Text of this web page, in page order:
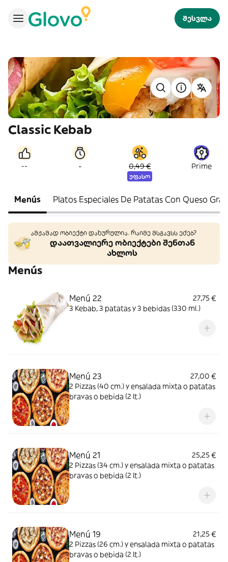
შესვლა
Classic Kebab
-- - 0,49 €
უფასო
Prime
Menús Platos Especiales De Patatas Con Queso
ამჟამად ობიექტი დახურულია. რაიმე მსგავსს ეძებ?
დაათვალიერე ობიექტები შენთან
ახლოს
Menús
Menú 22
27,75 €
3 Kebab, 3 patatas y 3 bebidas (330 ml.)
Menú 23
27,00 €
2 Pizzas (40 cm.) y ensalada mixta o patatas
bravas o bebida (2 lt.)
Menú 21
25,25 €
2 Pizzas (34 cm.) y ensalada mixta o patatas
bravas o bebida (2 lt.)
Menú 19
21,25 €
2 Pizzas (26 cm.) y ensalada mixta o patatas
bravas o bebida (2 lt.)